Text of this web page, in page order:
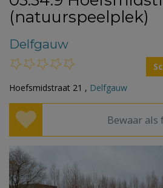
(natuurspeelplek)
Delfgauw
Hoefsmidstraat 21 , Delfgauw
Bewaar